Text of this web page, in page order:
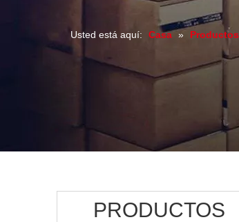
Usted está aquí: Casa » Productos
PRODUCTOS